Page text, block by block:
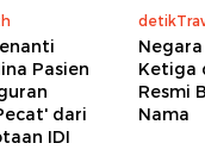
Pasien
dari
IDI
Ketiga
Resmi
Nama